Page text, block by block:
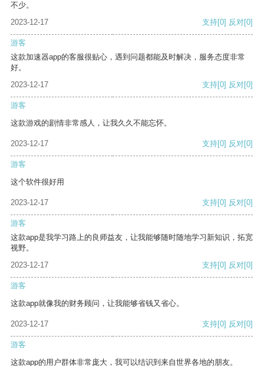
不少。
2023-12-17
支持[0] 反对[0]
游客
这款加速器app的客服很贴心，遇到问题都能及时解决，服务态度非常
好。
2023-12-17
支持[0] 反对[0]
游客
这款游戏的剧情非常感人，让我久久不能忘怀。
2023-12-17 支持[0] 反对[0]
游客
这个软件很好用
2023-12-17 支持[0] 反对[0]
游客
这款app是我学习路上的良师益友，让我能够随时随地学习新知识，拓宽
视野。
2023-12-17
支持[0] 反对[0]
游客
这款app就像我的财务顾问，让我能够省钱又省心。
2023-12-17 支持[0] 反对[0]
游客
这款app的用户群体非常庞大，我可以结识到来自世界各地的朋友。